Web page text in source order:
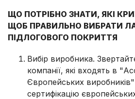
ЩО ПОТРІБНО ЗНАТИ, ЯКІ
ЩОБ ПРАВИЛЬНО ВИБРАТИ
ПІДЛОГОВОГО ПОКРИТТЯ
Вибір виробника.
компанії, які входять в
Європейських
сертифікацію